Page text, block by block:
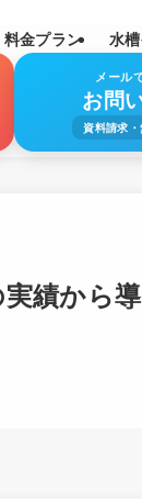
万人)
料金プラン 水
メール
お問
資料請求
績から